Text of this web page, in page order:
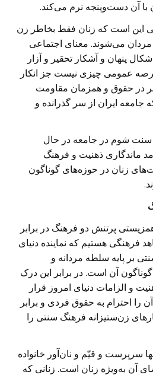
با آن دست‌وپنجه نرم می‌کند.
این است که زنان فقط بخاطر زن
می‌شوند. معنای اجتماعی
پنهان و آشکار تحقیر و آزار
عمومی چیزی نیست جز انکار
در حقوق و همزمان مقاومت
جامعه ایران از سر گذرانده و
سنت شوم در جامعه در حال
ماندگاری ذهنیت و فرهنگ
زنان در حوزه‌های گوناگون
پرتنش دو فرهنگ در برابر
فرهنگی هستیم که نماینده دنیای
بر پایه سلطه مردانه و
آن است. در برابر این درک
و الزامات دنیای امروز قرار
را احترام به حقوق فردی و برابر
زن‌ستیزانه فرهنگ سنتی را
سرپرست و قیّم و نان‌آور خانواده
آن به‌ویژه زنان است. زنانی که